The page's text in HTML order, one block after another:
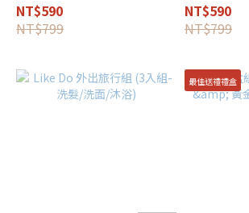
NT$590
NT$799
NT$590
NT$799
最佳送禮禮盒